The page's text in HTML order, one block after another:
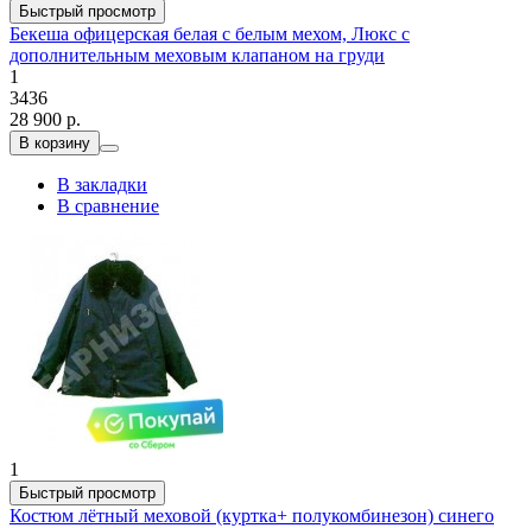
Быстрый просмотр
Бекеша офицерская белая с белым мехом, Люкс с
дополнительным меховым клапаном на груди
1
3436
28 900 р.
В корзину
В закладки
В сравнение
1
Быстрый просмотр
Костюм лётный меховой (куртка+ полукомбинезон) синего